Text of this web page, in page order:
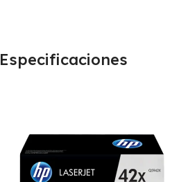
Especificaciones